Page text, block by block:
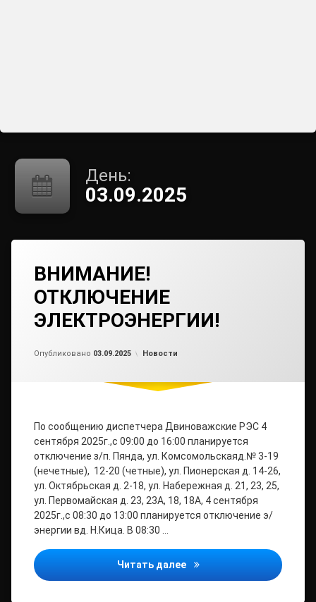
День:
03.09.2025
ВНИМАНИЕ!
ОТКЛЮЧЕНИЕ
ЭЛЕКТРОЭНЕРГИИ!
Опубликовано 03.09.2025 Рубрики:
Новости
По сообщению диспетчера Двиноважские РЭС 4
сентября 2025г.,с 09:00 до 16:00 планируется
отключение з/п. Пянда, ул. Комсомольскаяд.№ 3-19
(нечетные), 12-20 (четные), ул. Пионерская д. 14-26,
ул. Октябрьская д. 2-18, ул. Набережная д. 21, 23, 25,
ул. Первомайская д. 23, 23А, 18, 18А, 4 сентября
2025г.,с 08:30 до 13:00 планируется отключение э/
энергии вд. Н.Кица. В 08:30 …
Читать далее ВНИМАНИЕ!